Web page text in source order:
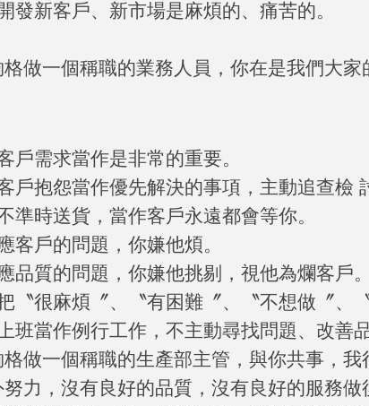
發新客戶、新市場是麻煩的、痛苦的。
做一個稱職的業務人員，你在是我們大家
戶需求當作是非常的重要。
戶抱怨當作優先解決的事項，主動追查檢
準時送貨，當作客戶永遠都會等你。
客戶的問題，你嫌他煩。
品質的問題，你嫌他挑剔，視他為爛客戶。
〝很麻煩〞、〝有困難〞、〝不想做〞、
班當作例行工作，不主動尋找問題、改善品
做一個稱職的生產部主管，與你共事，我
力，沒有良好的品質，沒有良好的服務